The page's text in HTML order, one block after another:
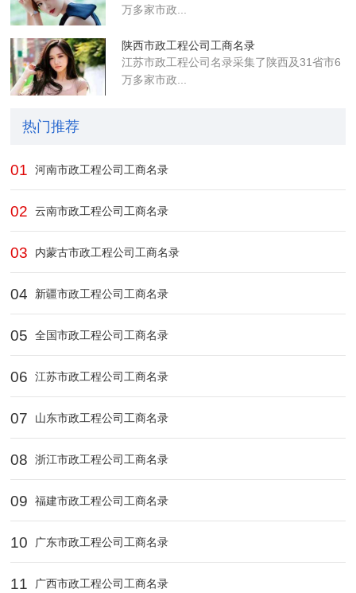
万多家市政...
陕西市政工程公司工商名录
江苏市政工程公司名录采集了陕西及31省市6
万多家市政...
热门推荐
01 河南市政工程公司工商名录
02 云南市政工程公司工商名录
03 内蒙古市政工程公司工商名录
04 新疆市政工程公司工商名录
05 全国市政工程公司工商名录
06 江苏市政工程公司工商名录
07 山东市政工程公司工商名录
08 浙江市政工程公司工商名录
09 福建市政工程公司工商名录
10 广东市政工程公司工商名录
11 广西市政工程公司工商名录